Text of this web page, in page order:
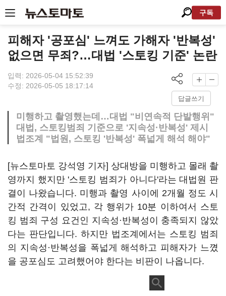
구독
피해자 '공포심' 느껴도 가해자 '반복성'
없으면 무죄?…대법 '스토킹 기준' 논란
입력: 2026-05-04 15:52:39
수정: 2026-05-05 18:17:14
답글쓰기
미행하고 촬영했는데…대법 "비연속적 단발행위"
대법, 스토킹범죄 기준으로 '지속성·반복성' 제시
법조계 "법원, 스토킹 '반복성' 폭넓게 해석 해야"
[뉴스토마토 강석영 기자] 상대방을 미행하고 몰래 촬
영까지 했지만 '스토킹 범죄가 아니다'라는 대법원 판
결이 나왔습니다. 미행과 촬영 사이에 2개월 정도 시
간적 간격이 있었고, 각 행위가 10분 이하여서 스토
킹 범죄 구성 요건인 지속성·반복성이 충족되지 않았
다는 판단입니다. 하지만 법조계에서는 스토킹 범죄
의 지속성·반복성을 폭넓게 해석하고 피해자가 느꼈
을 공포심도 고려했어야 한다는 비판이 나옵니다.